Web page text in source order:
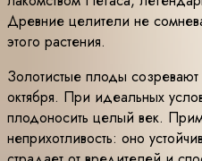
Древние целители не
этого растения.
Золотистые плоды
октября. При идеальных
плодоносить целый век.
неприхотливость: оно